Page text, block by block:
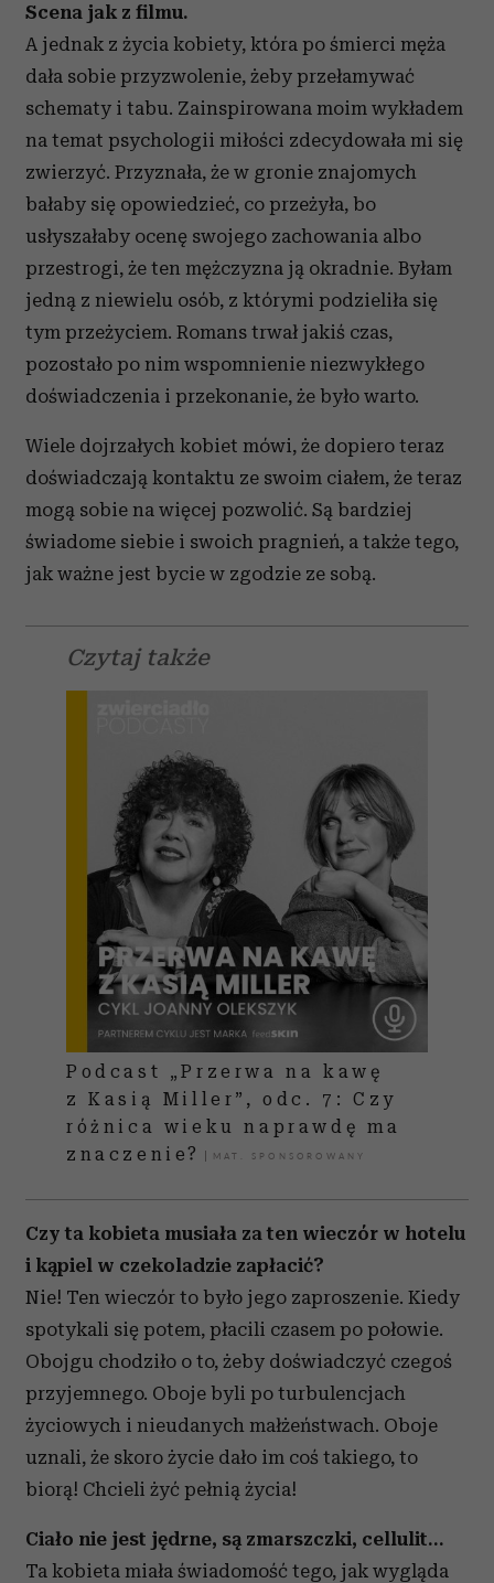
Scena jak z filmu.
A jednak z życia kobiety, która po śmierci męża
dała sobie przyzwolenie, żeby przełamywać
schematy i tabu. Zainspirowana moim wykładem
na temat psychologii miłości zdecydowała mi się
zwierzyć. Przyznała, że w gronie znajomych
bałaby się opowiedzieć, co przeżyła, bo
usłyszałaby ocenę swojego zachowania albo
przestrogi, że ten mężczyzna ją okradnie. Byłam
jedną z niewielu osób, z którymi podzieliła się
tym przeżyciem. Romans trwał jakiś czas,
pozostało po nim wspomnienie niezwykłego
doświadczenia i przekonanie, że było warto.
Wiele dojrzałych kobiet mówi, że dopiero teraz
doświadczają kontaktu ze swoim ciałem, że teraz
mogą sobie na więcej pozwolić. Są bardziej
świadome siebie i swoich pragnień, a także tego,
jak ważne jest bycie w zgodzie ze sobą.
Czytaj także
Podcast „Przerwa na kawę
z Kasią Miller”, odc. 7: Czy
różnica wieku naprawdę ma
znaczenie?
Czy ta kobieta musiała za ten wieczór w hotelu
i kąpiel w czekoladzie zapłacić?
Nie! Ten wieczór to było jego zaproszenie. Kiedy
spotykali się potem, płacili czasem po połowie.
Obojgu chodziło o to, żeby doświadczyć czegoś
przyjemnego. Oboje byli po turbulencjach
życiowych i nieudanych małżeństwach. Oboje
uznali, że skoro życie dało im coś takiego, to
biorą! Chcieli żyć pełnią życia!
Ciało nie jest jędrne, są zmarszczki, cellulit…
Ta kobieta miała świadomość tego, jak wygląda